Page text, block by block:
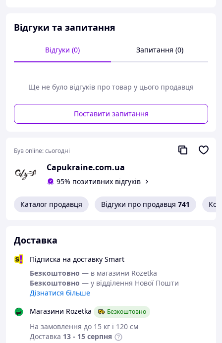
Склад:Бавовна 100%
Старна:Південна Корея
Відгуки та запитання
Відгуки (0) Запитання (0)
Ще не було відгуків про товар у цього продавця
Поставити запитання
Був online:сьогодні
Capukraine.com.ua
95% позитивних відгуків
Каталог продавця Відгуки про продавця 741
Доставка
Підписка на доставку Smart
Безкоштовно — в магазини Rozetka
Безкоштовно — у відділення Нової Пошти
Дізнатися більше
Магазини Rozetka
Безкоштовно
На замовлення до 15 кг і 120 см
Доставка 13 - 15 серпня